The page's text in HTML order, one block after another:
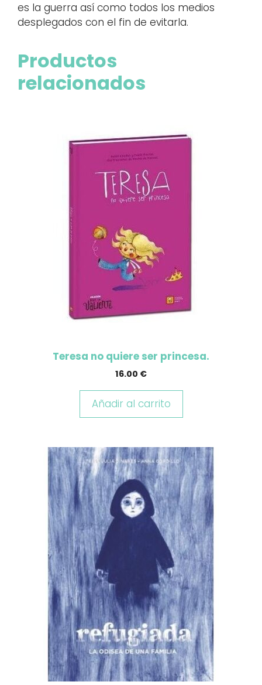
es la guerra así como todos los medios
desplegados con el fin de evitarla.
Productos
relacionados
Teresa no quiere ser princesa.
16.00 €
Añadir al carrito